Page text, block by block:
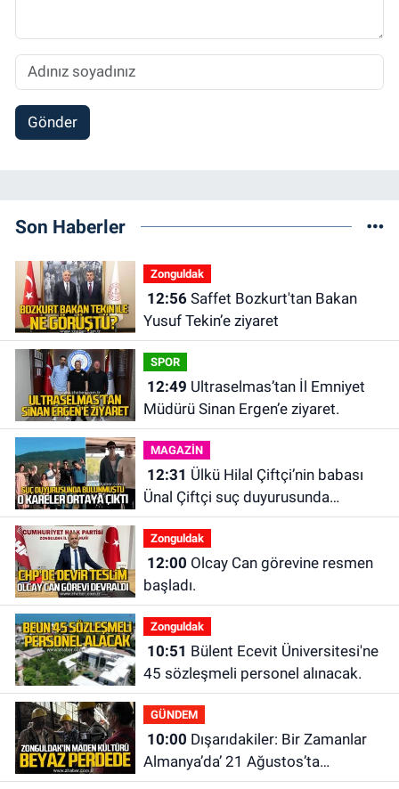
Gönder
Son Haberler
Zonguldak
12:56Saffet Bozkurt'tan Bakan
Yusuf Tekin’e ziyaret
SPOR
12:49
Müdürü Sinan Ergen’e ziyaret.
MAGAZİN
12:31
Ünal Çiftçi suç duyurusunda
bulundu. Birlikte çekilen kareler
ortaya çıktı.
Zonguldak
12:00
başladı.
Zonguldak
10:51
45 sözleşmeli personel alınacak.
GÜNDEM
10:00
Almanya’da’ 21 Ağustos’ta
vizyonda.